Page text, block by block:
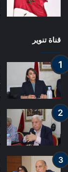
قناة تنوير